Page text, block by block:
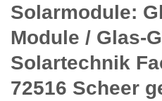
Solarmodule:
Module / Glas-
Solartechnik
72516 Scheer